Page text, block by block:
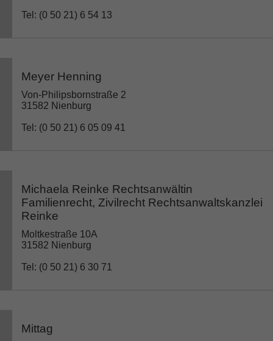
Tel: (0 50 21) 6 54 13
Meyer Henning
Von-Philipsbornstraße 2
31582 Nienburg
Tel: (0 50 21) 6 05 09 41
Michaela Reinke Rechtsanwältin
Familienrecht, Zivilrecht Rechtsanwaltskanzlei
Reinke
Moltkestraße 10A
31582 Nienburg
Tel: (0 50 21) 6 30 71
Mittag